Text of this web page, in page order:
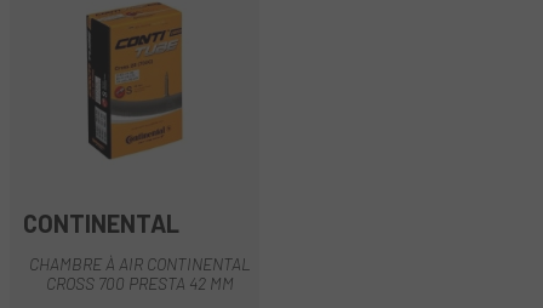
CONTINENTAL
CHAMBRE À AIR CONTINENTAL
CROSS 700 PRESTA 42 MM